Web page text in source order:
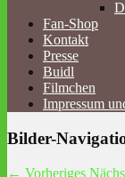
Fan-Shop
Kontakt
Presse
Buidl
Filmchen
Impressum
Bilder-
← Vorheriges